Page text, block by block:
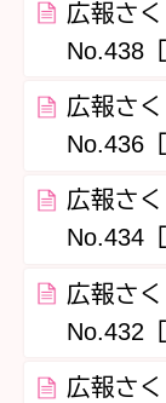
広報さ
No.438
広報さ
No.436
広報さ
No.434
広報さ
No.432
広報さ